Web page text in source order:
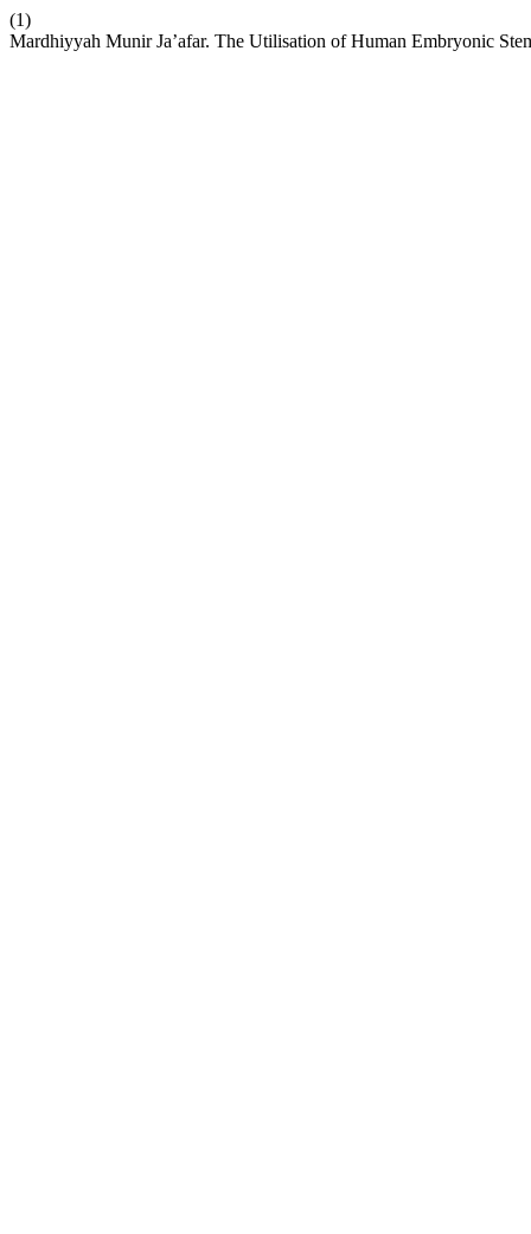
(1)
Mardhiyyah Munir Ja’afar. The Utilisation of Human Embryonic